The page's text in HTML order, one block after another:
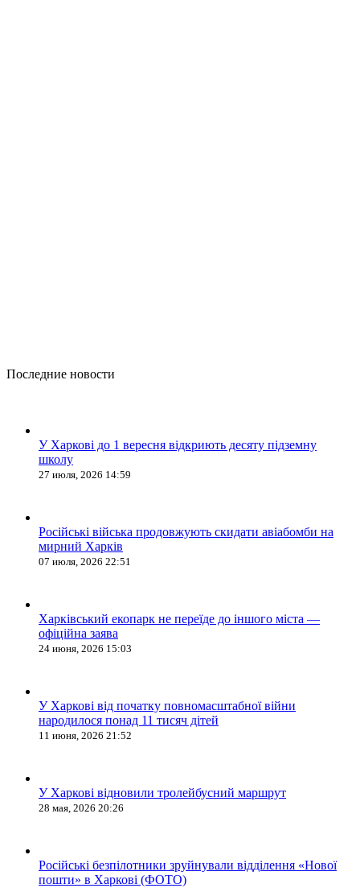
Последние новости
У Харкові до 1 вересня відкриють десяту підземну
школу
27 июля, 2026 14:59
Російські війська продовжують скидати авіабомби на
мирний Харків
07 июля, 2026 22:51
Харківський екопарк не переїде до іншого міста —
офіційна заява
24 июня, 2026 15:03
У Харкові від початку повномасштабної війни
народилося понад 11 тисяч дітей
11 июня, 2026 21:52
У Харкові відновили тролейбусний маршрут
28 мая, 2026 20:26
Російські безпілотники зруйнували відділення «Нової
пошти» в Харкові (ФОТО)